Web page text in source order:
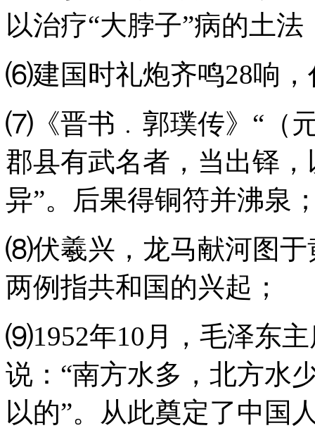
以治疗“大脖子”病的土法
⑹建国时礼炮齐鸣28响，
⑺《晋书﹒郭璞传》“（
郡县有武名者，当出铎
异”。后果得铜符并沸泉
⑻伏羲兴，龙马献河图于
两例指共和国的兴起；
⑼1952年10月，毛泽东
说：“南方水多，北方水
以的”。从此奠定了中国